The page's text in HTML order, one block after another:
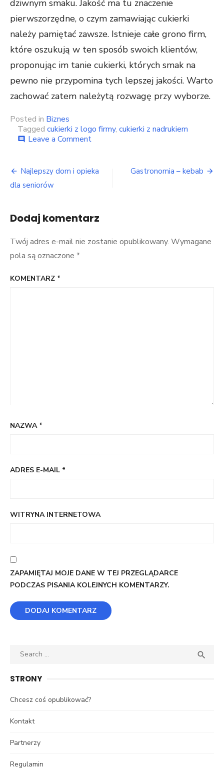
dziwnym smaku. Jakość ma tu znaczenie
pierwszorzędne, o czym zamawiając cukierki
należy pamiętać zawsze. Istnieje całe grono firm,
które oszukują w ten sposób swoich klientów,
proponując im tanie cukierki, których smak na
pewno nie przypomina tych lepszej jakości. Warto
zachować zatem należytą rozwagę przy wyborze.
Posted in Biznes
Tagged cukierki z logo firmy, cukierki z nadrukiem
comment Leave a Commenton
z
Nawigacja
wpisu
Najlepszy dom i opieka
dla seniorów
Gastronomia – kebab
Dodaj komentarz
Twój adres e-mail nie zostanie opublikowany. Wymagane
pola są oznaczone *
KOMENTARZ *
NAZWA *
ADRES E-MAIL *
WITRYNA INTERNETOWA
ZAPAMIĘTAJ MOJE DANE W TEJ PRZEGLĄDARCE
PODCZAS PISANIA KOLEJNYCH KOMENTARZY.
Search

STRONY
Chcesz coś opublikować?
Kontakt
Partnerzy
Regulamin